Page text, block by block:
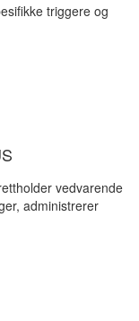
triggere og
vedvarende
administrerer